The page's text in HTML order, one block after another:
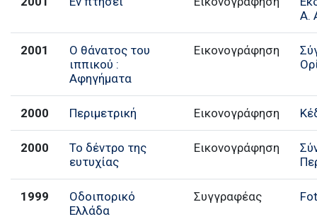
Α.
2001
Ο θάνατος του
ιππικού :
Αφηγήματα
Εικονογράφηση
2000 Περιμετρική Εικονογράφηση
2000
Το δέντρο της
ευτυχίας
Εικονογράφηση
1999
Οδοιπορικό
Ελλάδα
Συγγραφέας